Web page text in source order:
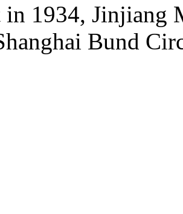
in 1934, Jinjiang
Bund